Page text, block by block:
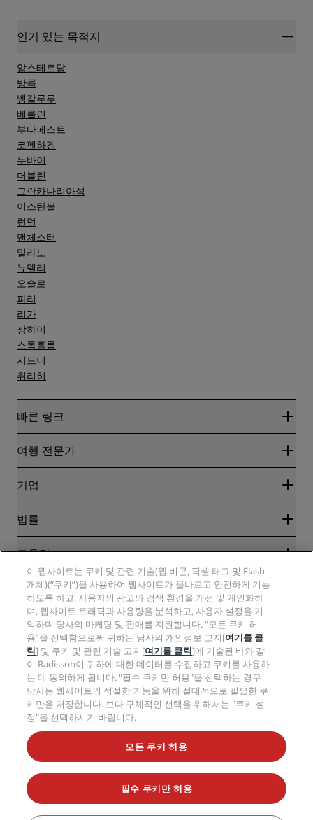
인기 있는 목적지
암스테르담
방콕
벵갈루루
베를린
부다페스트
코펜하겐
두바이
더블린
그란카나리아섬
이스탄불
런던
맨체스터
밀라노
뉴델리
오슬로
파리
리가
상하이
스톡홀름
시드니
취리히
빠른 링크
Radisson Rewards
블로그
여행지
Radisson Hotels APP
Sports Approved 호텔
가족 친화적 호텔
건강 및 안전
여행 전문가
파트너
기업
Radisson Hotel Group
RHG 채용
EHL 채용
The Club by RHG
성장의 기회
책임감 있는 비즈니스
조달
법률
개인정보 고지
법적 고지
Radisson Rewards 이용 약관
사이트 사용 계약
디지털 접근성
현대판 노예제 선언문
도움말
소비자 경고
연락처
FAQ
사이트맵
소셜 미디어
Radisson Hotels 브랜드
인기 만점의 특가 상품을 놓치지 마세요.
© 2026 Radisson Hotel Group.
All rights reserved. RHG Radisson Hotel
Group, Radisson, Radisson RED, Radisson Blu, Radisson Collection,
Radisson Individuals, Park Plaza, Park Inn, Country Inn & Suites, Prize by
이 웹사이트는 쿠키 및 관련 기술(웹 비콘, 픽셀 태그 및 Flash
개체)(“쿠키”)을 사용하여 웹사이트가 올바르고 안전하게 기능
하도록 하고, 사용자의 광고와 검색 환경을 개선 및 개인화하
며, 웹사이트 트래픽과 사용량을 분석하고, 사용자 설정을 기
억하며 당사의 마케팅 및 판매를 지원합니다. “모든 쿠키 허
용”을 선택함으로써 귀하는 당사의 개인정보 고지[여기를 클
릭] 및 쿠키 및 관련 기술 고지[여기를 클릭]에 기술된 바와 같
이 Radisson이 귀하에 대한 데이터를 수집하고 쿠키를 사용하
는 데 동의하게 됩니다. "필수 쿠키만 허용"을 선택하는 경우
당사는 웹사이트의 적절한 기능을 위해 절대적으로 필요한 쿠
키만을 저장합니다. 보다 구체적인 선택을 위해서는 "쿠키 설
정"을 선택하시기 바랍니다.
모든 쿠키 허용
필수 쿠키만 허용